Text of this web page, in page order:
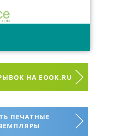
НА BOOK.RU
ПЕЧАТНЫЕ